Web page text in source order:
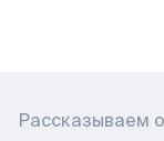
Рассказываем